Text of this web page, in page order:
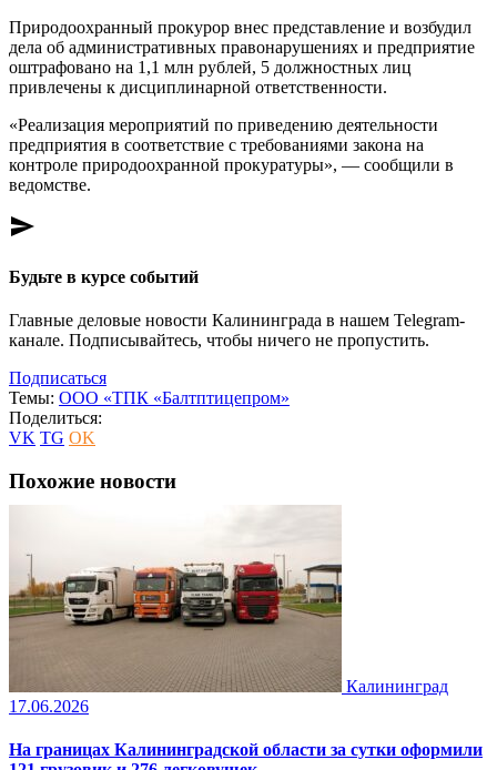
Природоохранный прокурор внес представление и возбудил
дела об административных правонарушениях и предприятие
оштрафовано на 1,1 млн рублей, 5 должностных лиц
привлечены к дисциплинарной ответственности.
«Реализация мероприятий по приведению деятельности
предприятия в соответствие с требованиями закона на
контроле природоохранной прокуратуры», — сообщили в
ведомстве.
send
Будьте в курсе событий
Главные деловые новости Калининграда в нашем Telegram-
канале. Подписывайтесь, чтобы ничего не пропустить.
Подписаться
Темы: ООО «ТПК «Балтптицепром»
Поделиться:
VK TG OK
Похожие новости
Калининград
17.06.2026
На границах Калининградской области за сутки оформили